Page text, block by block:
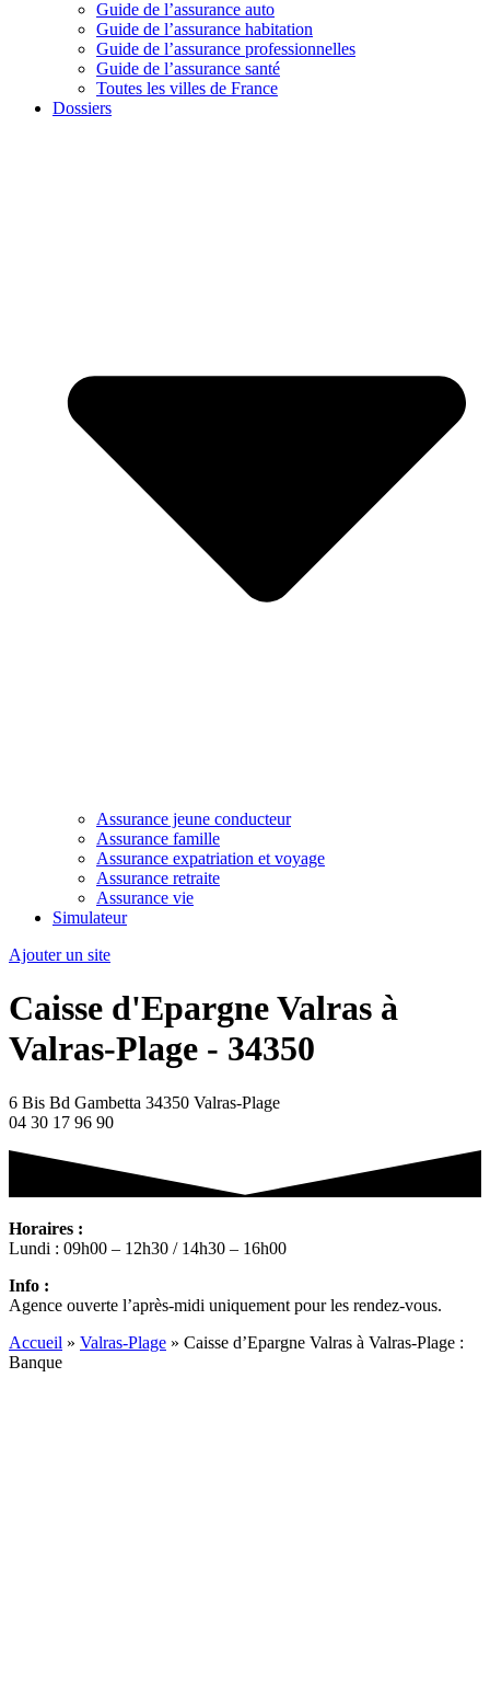
Guide de l’assurance auto
Guide de l’assurance habitation
Guide de l’assurance professionnelles
Guide de l’assurance santé
Toutes les villes de France
Dossiers
Assurance jeune conducteur
Assurance famille
Assurance expatriation et voyage
Assurance retraite
Assurance vie
Simulateur
Ajouter un site
Caisse d'Epargne Valras à
Valras-Plage - 34350
6 Bis Bd Gambetta 34350 Valras-Plage
04 30 17 96 90
Horaires :
Lundi : 09h00 – 12h30 / 14h30 – 16h00
Info :
Agence ouverte l’après-midi uniquement pour les rendez-vous.
Accueil » Valras-Plage » Caisse d’Epargne Valras à Valras-Plage :
Banque